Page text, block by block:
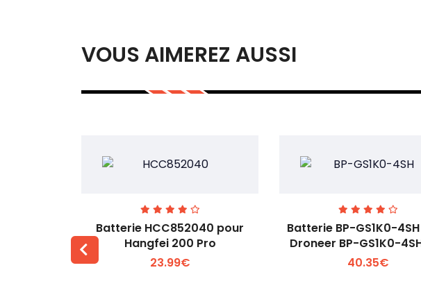
VOUS AIMEREZ AUSSI
Voir plus +
Batterie HCC852040 pour
Hangfei 200 Pro
23.99€
Voir plus +
Batterie BP-GS1K0-
Droneer BP-GS1K0-
40.35€